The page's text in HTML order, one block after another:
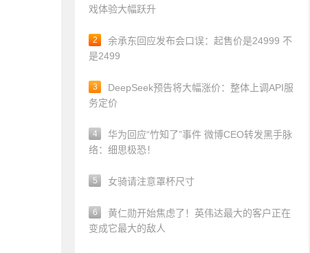
戏体验大幅跃升
2
余承东回应发布会口误：起售价是24999 不
是2499
3
DeepSeek预告将大幅涨价：整体上调API服
务定价
4
华为回应“竹知了”事件 微博CEO转发黑手脉
络：细思极恐！
5 女骑请注意罩杯尺寸
6
黄仁勋开始焦虑了！英伟达最大的客户正在
变成它最大的敌人